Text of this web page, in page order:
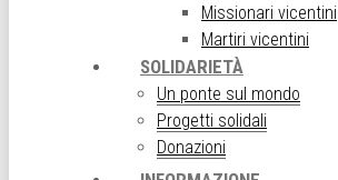
Missionari vicentini
Martiri vicentini
SOLIDARIETÀ
Un ponte sul mondo
Progetti solidali
Donazioni